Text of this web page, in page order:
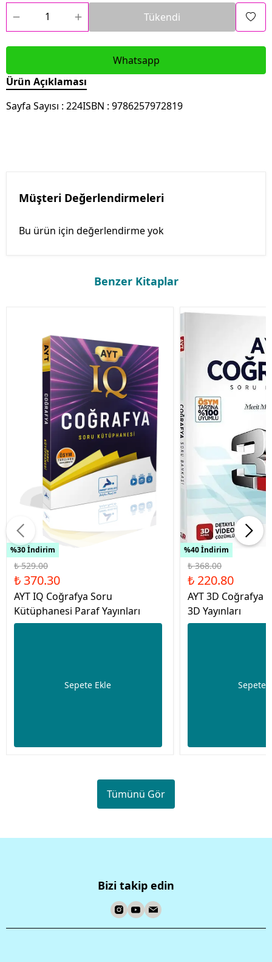
Tükendi
Whatsapp
Ürün Açıklaması
Sayfa Sayısı : 224ISBN : 9786257972819
Müşteri Değerlendirmeleri
Bu ürün için değerlendirme yok
Benzer Kitaplar
%30 İndirim
₺ 529.00
₺ 370.30
AYT IQ Coğrafya Soru
Kütüphanesi Paraf Yayınları
Sepete Ekle
%40 İndirim
₺ 368.00
₺ 220.80
AYT 3D Coğrafya
3D Yayınları
Sepete
Tümünü Gör
Bizi takip edin